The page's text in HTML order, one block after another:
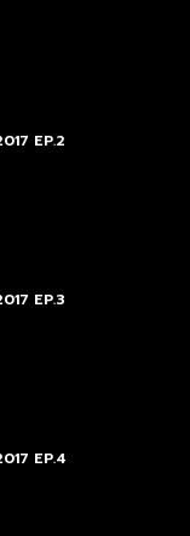
EP.2
EP.3
EP.4